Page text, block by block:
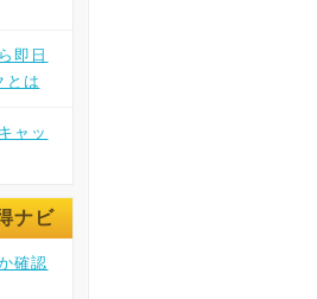
即日
とは
ャッ
ナビ
確認